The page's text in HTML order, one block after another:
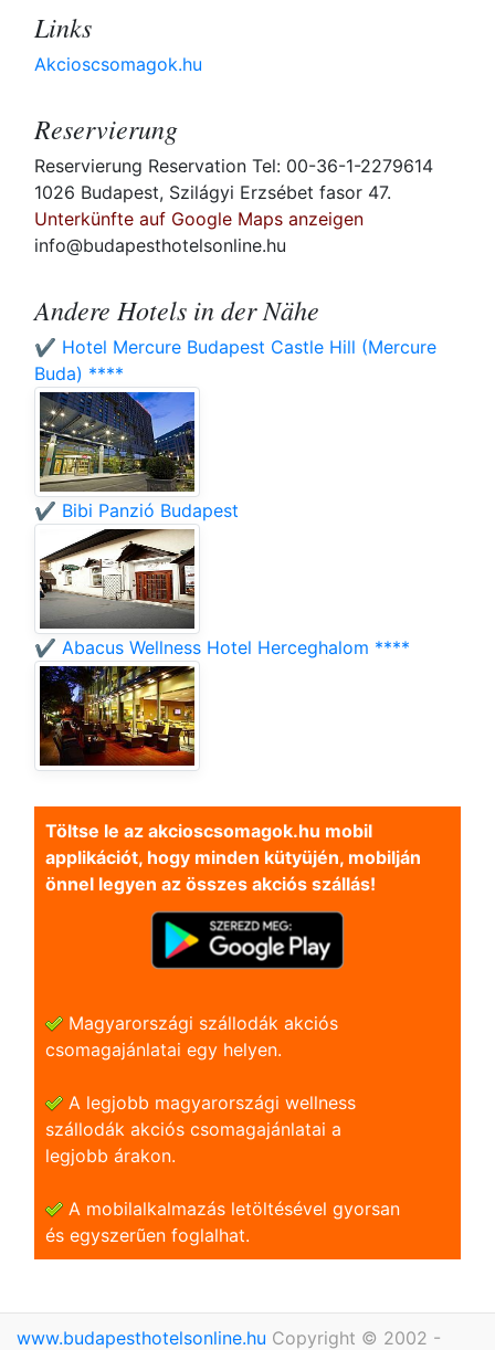
Links
Akcioscsomagok.hu
Reservierung
Reservierung Reservation Tel: 00-36-1-2279614
1026 Budapest, Szilágyi Erzsébet fasor 47.
Unterkünfte auf Google Maps anzeigen
info@budapesthotelsonline.hu
Andere Hotels in der Nähe
✔️ Hotel Mercure Budapest Castle Hill (Mercure
Buda) ****
✔️ Bibi Panzió Budapest
✔️ Abacus Wellness Hotel Herceghalom ****
Töltse le az akcioscsomagok.hu mobil
applikációt, hogy minden kütyüjén, mobilján
önnel legyen az összes akciós szállás!
Magyarországi szállodák akciós
csomagajánlatai egy helyen.
A legjobb magyarországi wellness
szállodák akciós csomagajánlatai a
legjobb árakon.
A mobilalkalmazás letöltésével gyorsan
és egyszerũen foglalhat.
www.budapesthotelsonline.hu Copyright © 2002 -